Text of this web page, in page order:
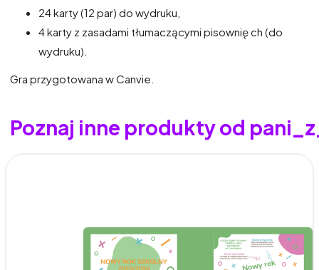
24 karty (12 par) do wydruku,
4 karty z zasadami tłumaczącymi pisownię ch (do
wydruku).
Gra przygotowana w Canvie.
Poznaj inne produkty od